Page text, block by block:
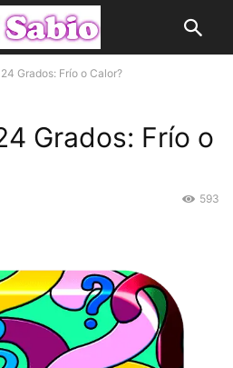
Grados: Frío o Calor?
Grados: Frío o
593